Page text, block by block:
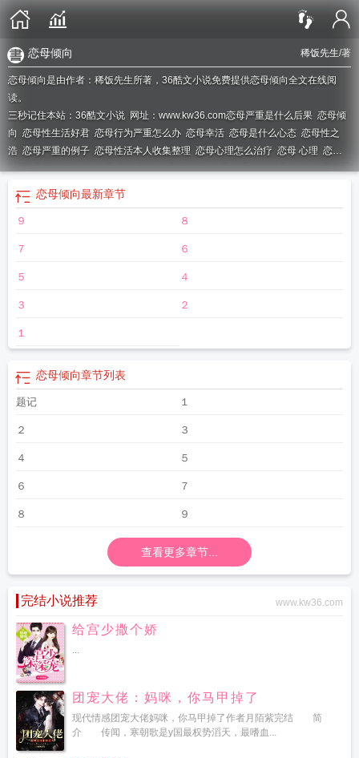
稀饭先生/著
恋母倾向
恋母倾向是由作者：稀饭先生所著，36酷文小说免费提供恋母倾向全文在线阅
读。
三秒记住本站：36酷文小说 网址：www.kw36.com恋母严重是什么后果 恋母倾
向 恋母性生活好君 恋母行为严重怎么办 恋母幸活 恋母是什么心态 恋母性之
浩 恋母严重的例子 恋母性活本人收集整理 恋母心理怎么治疗 恋母 心理 恋母
性活~是我的所有物恋母成功经验恋母可以吗恋母心理的根源是什么恋母会导
致什么后果
恋母性生活怎么办
很严重怎么办
母有什么危害吗
恋母正常吗?
恋母倾向最新章节
９ ８
７ ６
５ ４
３ ２
１
恋母倾向章节列表
题记 １
２ ３
４ ５
６ ７
８ ９
查看更多章节...
完结小说推荐 www.kw36.com
给宫少撒个娇
...
团宠大佬：妈咪，你马甲掉了
现代情感团宠大佬妈咪，你马甲掉了作者月陌紫完结 简
介 传闻，寒朝歌是y国最权势滔天，最嗜血...